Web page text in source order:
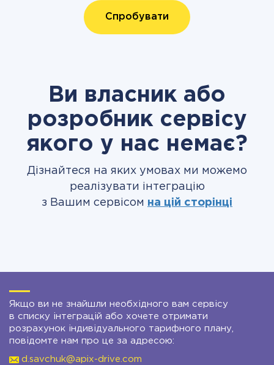
Спробувати
Ви власник або
розробник сервісу
якого у нас немає?
Дізнайтеся на яких умовах ми можемо
реалізувати інтеграцію
з Вашим сервісом на цій сторінці
Якщо ви не знайшли необхідного вам сервісу
в списку інтеграцій або хочете отримати
розрахунок індивідуального тарифного плану,
повідомте нам про це за адресою:
d.savchuk@apix-drive.com